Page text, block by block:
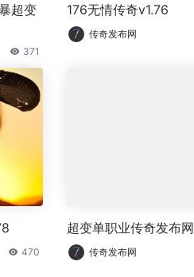
超变
371
176无情传奇v1.76
传奇发布网
470
超变单职业传奇发布网
传奇发布网